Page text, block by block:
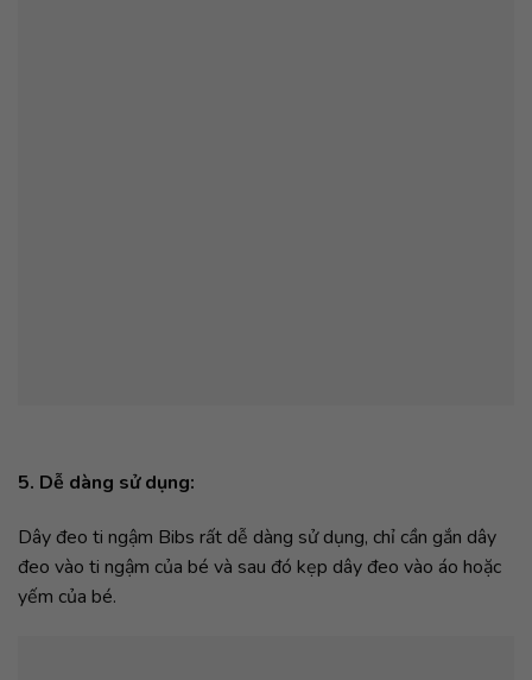
5. Dễ dàng sử dụng:
Dây đeo ti ngậm Bibs rất dễ dàng sử dụng, chỉ cần gắn dây
đeo vào ti ngậm của bé và sau đó kẹp dây đeo vào áo hoặc
yếm của bé.